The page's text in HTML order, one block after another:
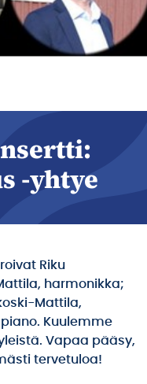
-yhtye
Riku
harmonikka;
Mattila,
Kuulemme
Vapaa pääsy,
tervetuloa!